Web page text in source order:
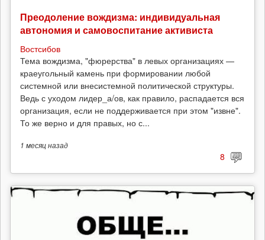
Преодоление вождизма: индивидуальная
автономия и самовоспитание активиста
Востсибов
Тема вождизма, "фюрерства" в левых организациях —
краеугольный камень при формировании любой
системной или внесистемной политической структуры.
Ведь с уходом лидер_а/ов, как правило, распадается вся
организация, если не поддерживается при этом "извне".
То же верно и для правых, но с...
1 месяцназад
8